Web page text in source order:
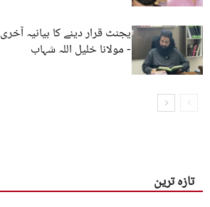
بلوچ کو انڈیا کا ایجنٹ قرار دینے کا بیانیہ آخری
سانسیں لے رہا ہے- مولانا خلیل اللہ شہاب
تازہ ترین